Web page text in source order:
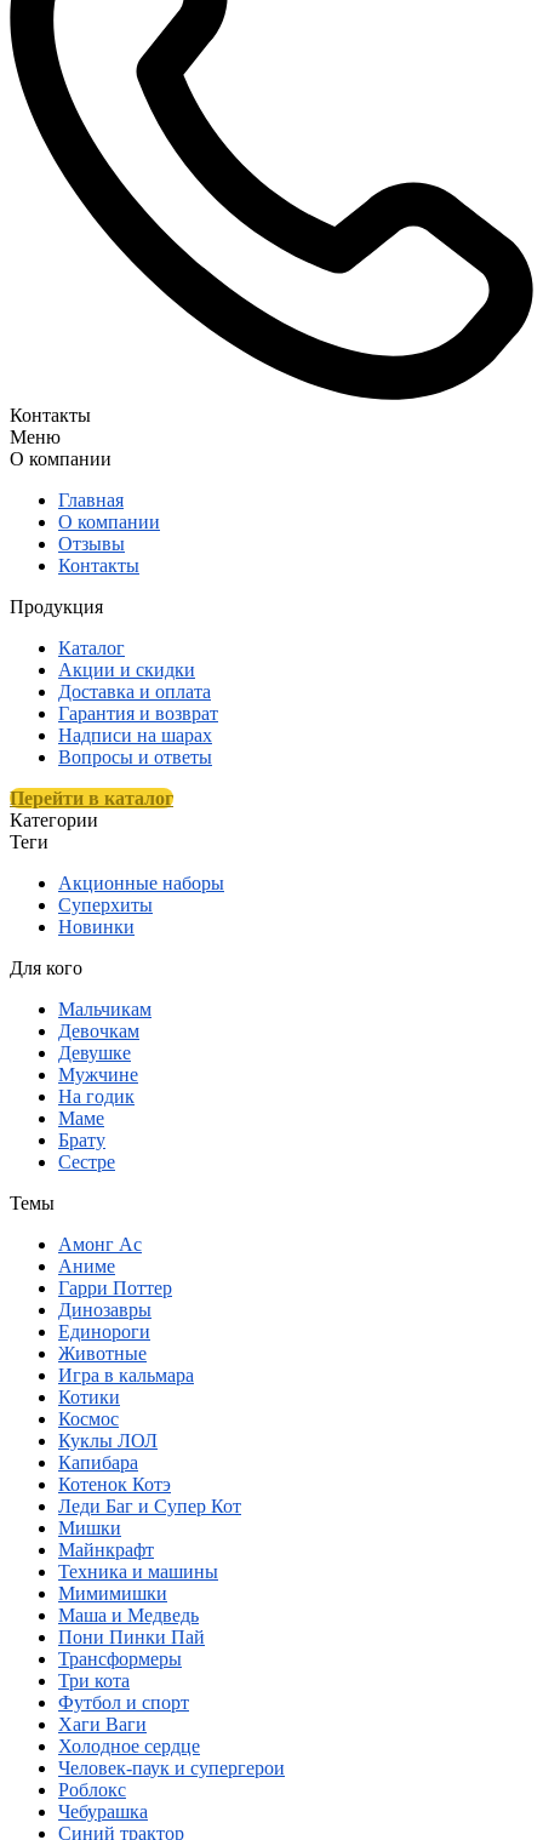
Контакты
Меню
О компании
Главная
О компании
Отзывы
Контакты
Продукция
Каталог
Акции и скидки
Доставка и оплата
Гарантия и возврат
Надписи на шарах
Вопросы и ответы
Перейти в каталог
Категории
Теги
Акционные наборы
Суперхиты
Новинки
Для кого
Мальчикам
Девочкам
Девушке
Мужчине
На годик
Маме
Брату
Сестре
Темы
Амонг Ас
Аниме
Гарри Поттер
Динозавры
Единороги
Животные
Игра в кальмара
Котики
Космос
Куклы ЛОЛ
Капибара
Котенок Котэ
Леди Баг и Супер Кот
Мишки
Майнкрафт
Техника и машины
Мимимишки
Маша и Медведь
Пони Пинки Пай
Трансформеры
Три кота
Футбол и спорт
Хаги Ваги
Холодное сердце
Человек-паук и супергерои
Роблокс
Чебурашка
Синий трактор